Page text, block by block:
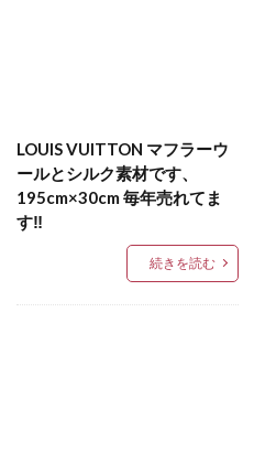
LOUIS VUITTON マフラーウ
ールとシルク素材です、
195cm×30cm 毎年売れてま
す‼️
続きを読む